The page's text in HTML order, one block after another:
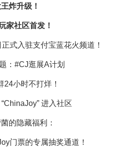
炸升级 ！
家社区首发！
式入驻支付宝蓝花火频道！
：#CJ逛展A计划
24小时不打烊！
“ChinaJoy” 进入社区
的隐藏福利：
门票的专属抽奖通道！